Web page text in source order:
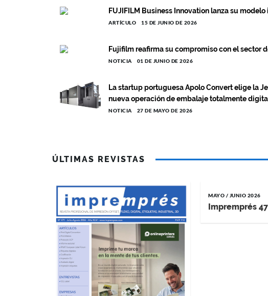
FUJIFILM Business Innovation lanza su
ARTÍCULO 15 DE JUNIO DE 2026
Fujifilm reafirma su compromiso con el sector
NOTICIA 01 DE JUNIO DE 2026
La startup portuguesa Apolo Convert elige la
nueva operación de embalaje totalmente
NOTICIA 27 DE MAYO DE 2026
ÚLTIMAS REVISTAS
MAYO / JUNIO 2026
Impremprés